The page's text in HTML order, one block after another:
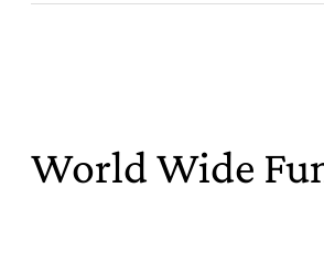
World Wide